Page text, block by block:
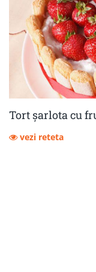
Tort șarlota cu
vezi reteta